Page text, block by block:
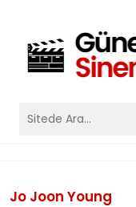
Jo Joon Young